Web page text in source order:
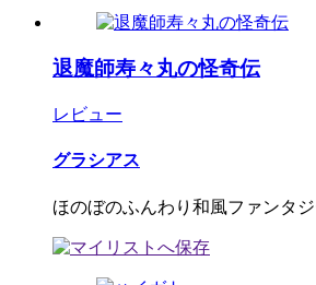
退魔師寿々丸の怪奇伝
レビュー
グラシアス
ほのぼのふんわり和風ファンタ